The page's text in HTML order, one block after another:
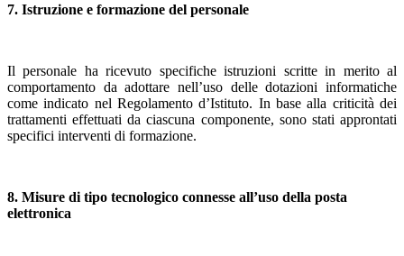
7. Istruzione e formazione del personale
Il personale ha ricevuto specifiche istruzioni scritte in merito al
comportamento da adottare nell’uso delle dotazioni informatiche
come indicato nel Regolamento d’Istituto. In base alla criticità dei
trattamenti effettuati da ciascuna componente, sono stati approntati
specifici interventi di formazione.
8. Misure di tipo tecnologico connesse all’uso della posta
elettronica